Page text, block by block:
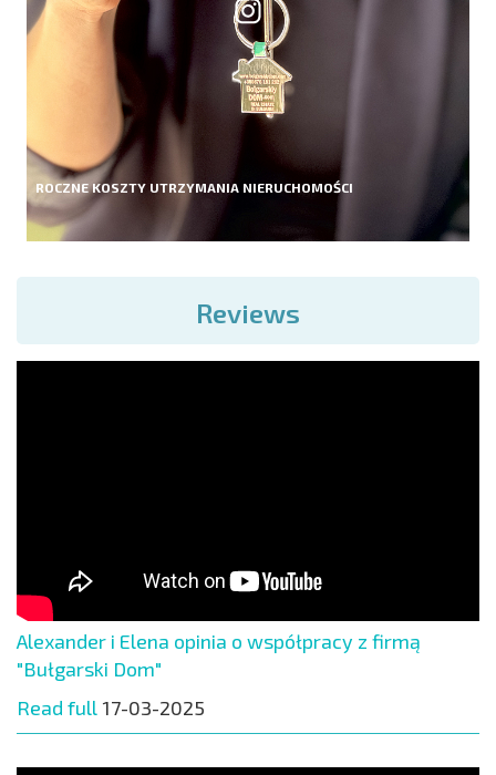
ROCZNE KOSZTY UTRZYMANIA NIERUCHOMOŚCI
Reviews
Alexander i Elena opinia o współpracy z firmą
"Bułgarski Dom"
Read full 17-03-2025